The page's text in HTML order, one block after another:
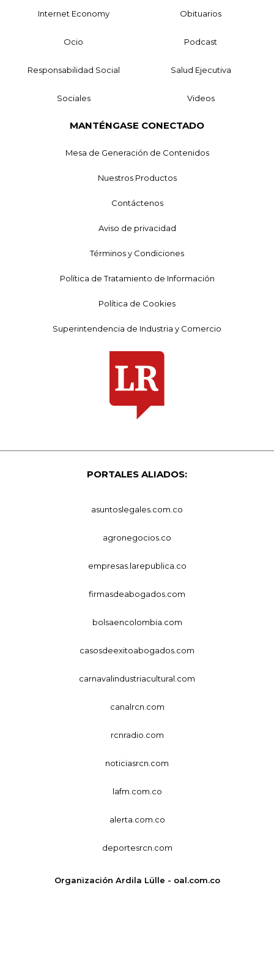
Internet Economy Obituarios
Ocio Podcast
Responsabilidad Social Salud Ejecutiva
Sociales Videos
MANTÉNGASE CONECTADO
Mesa de Generación de Contenidos
Nuestros Productos
Contáctenos
Aviso de privacidad
Términos y Condiciones
Política de Tratamiento de Información
Política de Cookies
Superintendencia de Industria y Comercio
PORTALES ALIADOS:
asuntoslegales.com.co
agronegocios.co
empresas.larepublica.co
firmasdeabogados.com
bolsaencolombia.com
casosdeexitoabogados.com
carnavalindustriacultural.com
canalrcn.com
rcnradio.com
noticiasrcn.com
lafm.com.co
alerta.com.co
deportesrcn.com
Organización Ardila Lülle - oal.com.co